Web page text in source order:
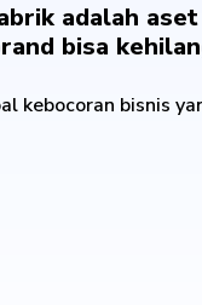
adalah
bisa
kebocoran bisnis